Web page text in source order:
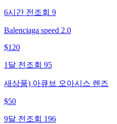
6시간 전 조회 9
Balenciaga speed 2.0
$120
1달 전 조회 95
새상품) 아큐브 오아시스 렌즈
$50
9달 전 조회 196